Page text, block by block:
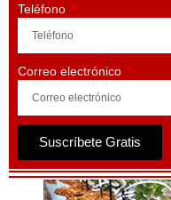
Teléfono
Correo electrónico
Suscríbete Gratis